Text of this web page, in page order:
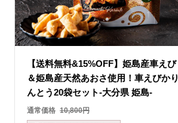
【送料無料&15%OFF】姫島産車えび
＆姫島産天然あおさ使用！車えびかり
んとう20袋セット-大分県 姫島-
通常価格 10,800円